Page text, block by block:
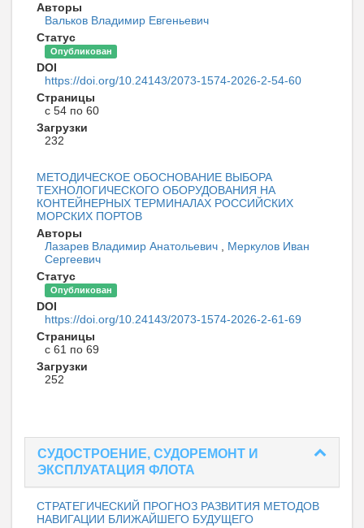
Авторы
Вальков Владимир Евгеньевич
Статус
Опубликован
DOI
https://doi.org/10.24143/2073-1574-2026-2-54-60
Страницы
с 54 по 60
Загрузки
232
МЕТОДИЧЕСКОЕ ОБОСНОВАНИЕ ВЫБОРА
ТЕХНОЛОГИЧЕСКОГО ОБОРУДОВАНИЯ НА
КОНТЕЙНЕРНЫХ ТЕРМИНАЛАХ РОССИЙСКИХ
МОРСКИХ ПОРТОВ
Авторы
Лазарев Владимир Анатольевич
Меркулов Иван
Сергеевич
Статус
Опубликован
DOI
https://doi.org/10.24143/2073-1574-2026-2-61-69
Страницы
с 61 по 69
Загрузки
252
СУДОСТРОЕНИЕ, СУДОРЕМОНТ И
ЭКСПЛУАТАЦИЯ ФЛОТА
СТРАТЕГИЧЕСКИЙ ПРОГНОЗ РАЗВИТИЯ МЕТОДОВ
НАВИГАЦИИ БЛИЖАЙШЕГО БУДУЩЕГО